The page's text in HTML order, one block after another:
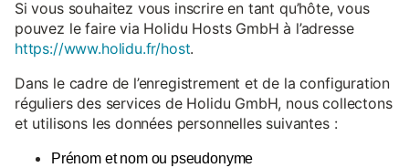
Si vous souhaitez vous inscrire en tant qu’hôte, vous
pouvez le faire via Holidu Hosts GmbH à l’adresse
https://www.holidu.fr/host.
Dans le cadre de l’enregistrement et de la configuration
réguliers des services de Holidu GmbH, nous collectons
et utilisons les données personnelles suivantes :
Prénom et nom ou pseudonyme